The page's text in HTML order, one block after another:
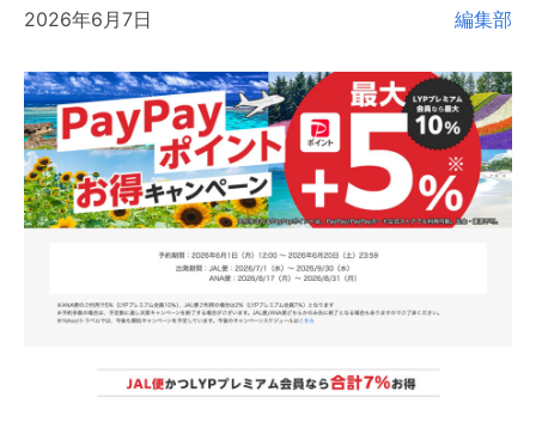
2026年6月7日 編集部